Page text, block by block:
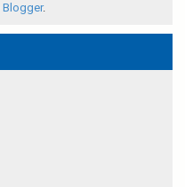
Blogger.